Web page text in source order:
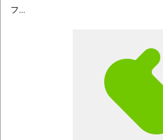
フ...